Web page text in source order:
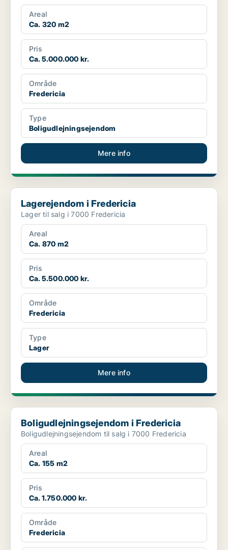
Areal
Ca. 320 m2
Pris
Ca. 5.000.000 kr.
Område
Fredericia
Type
Boligudlejningsejendom
Mere info
Lagerejendom i Fredericia
Lagerejendom i Fredericia
Lager til salg i 7000 Fredericia
Areal
Ca. 870 m2
Pris
Ca. 5.500.000 kr.
Område
Fredericia
Type
Lager
Mere info
Boligudlejningsejendom i Fredericia
Boligudlejningsejendom i Fredericia
Boligudlejningsejendom til salg i 7000 Fredericia
Areal
Ca. 155 m2
Pris
Ca. 1.750.000 kr.
Område
Fredericia